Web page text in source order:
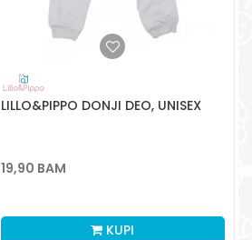
LILLO&PIPPO DONJI DEO, UNISEX
19,90 BAM
KUPI